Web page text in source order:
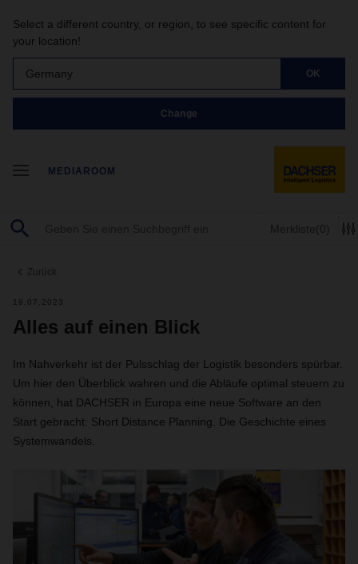
Select a different country, or region, to see specific content for
your location!
Germany OK
Change
MEDIAROOM
Merkliste(0)
Zurück
19.07.2023
Alles auf einen Blick
Im Nahverkehr ist der Pulsschlag der Logistik besonders spürbar.
Um hier den Überblick wahren und die Abläufe optimal steuern zu
können, hat DACHSER in Europa eine neue Software an den
Start gebracht: Short Distance Planning. Die Geschichte eines
Systemwandels.